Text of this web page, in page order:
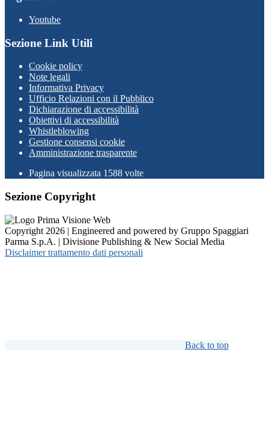
Youtube
Sezione Link Utili
Cookie policy
Note legali
Informativa Privacy
Ufficio Relazioni con il Pubblico
Dichiarazione di accessibilità
Obiettivi di accessibilità
Whistleblowing
Gestione consensi cookie
Amministrazione trasparente
Pagina visualizzata 1588 volte
Sezione Copyright
Copyright 2026 | Engineered and powered by Gruppo Spaggiari
Parma S.p.A. | Divisione Publishing & New Social Media
Disclaimer trattamento dati personali
Back to top